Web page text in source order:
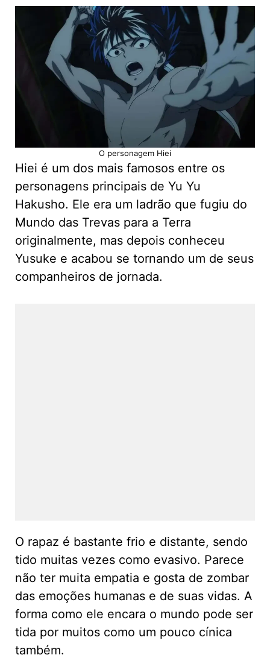
O personagem Hiei
Hiei é um dos mais famosos entre os
personagens principais de Yu Yu
Hakusho. Ele era um ladrão que fugiu do
Mundo das Trevas para a Terra
originalmente, mas depois conheceu
Yusuke e acabou se tornando um de seus
companheiros de jornada.
O rapaz é bastante frio e distante, sendo
tido muitas vezes como evasivo. Parece
não ter muita empatia e gosta de zombar
das emoções humanas e de suas vidas. A
forma como ele encara o mundo pode ser
tida por muitos como um pouco cínica
também.